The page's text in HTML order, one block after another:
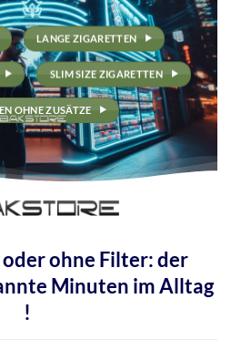
LANGE ZIGARETTEN
SLIM SIZE ZIGARETTEN
OHNE ZUSÄTZE
ohne Filter: der
Minuten im Alltag
!